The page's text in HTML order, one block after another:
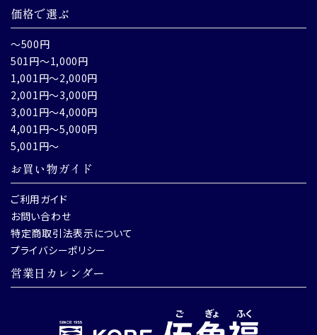
価格で選ぶ
～500円
501円～1,000円
1,001円～2,000円
2,001円～3,000円
3,001円～4,000円
4,001円～5,000円
5,001円～
お買い物ガイド
ご利用ガイド
お問い合わせ
特定商取引法表示について
プライバシーポリシー
営業日カレンダー